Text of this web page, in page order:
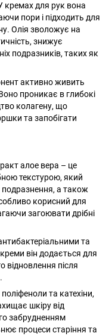
кремах для рук вона
пори і підходить для
Олія зволожує на
знижує
подразників, таких як
активно живить
проникає в глибокі
колагену, що
та запобігати
алое вера – це
текстурою, який
подразнення, а також
корисний для
загоювати дрібні
та
він додається для
відновлення після
та катехіни,
шкіру від
забрудненням
процеси старіння та